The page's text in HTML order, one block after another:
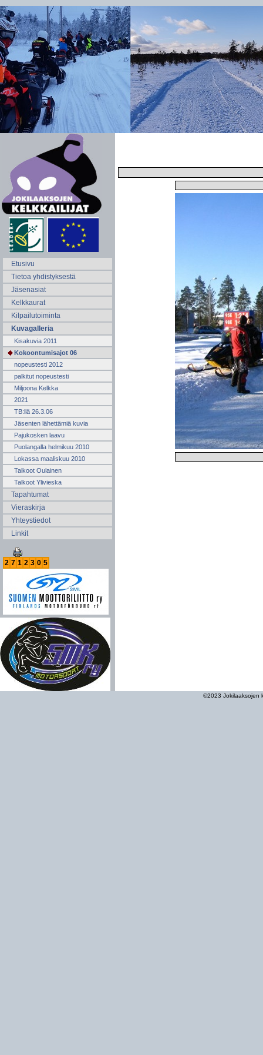
Etusivu
Tietoa yhdistyksestä
Jäsenasiat
Kelkkaurat
Kilpailutoiminta
Kuvagalleria
Kisakuvia 2011
Kokoontumisajot 06
nopeustesti 2012
palkitut nopeustesti
Miljoona Kelkka
2021
TB:llä 26.3.06
Jäsenten lähettämiä kuvia
Pajukosken laavu
Puolangalla helmikuu 2010
Lokassa maaliskuu 2010
Talkoot Oulainen
Talkoot Ylivieska
Tapahtumat
Vieraskirja
Yhteystiedot
Linkit
2 7 1 2 3 0 5
©2023 Jokilaaksojen